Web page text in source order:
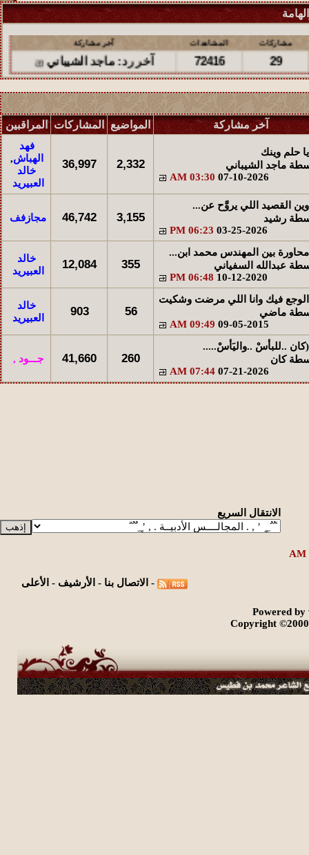
مشاركات المشاهدات آخر مشاركة
29
72416 آخر رد:ماجد الشيباني
مشاركات المشاهدات آخر مشاركة
48
95703 آخر رد:ماجد الشيباني
25 آخر رد: empils
مشاركات المشاهدات آخر مشاركة
18
34161 آخر رد: دلال المساعد
مشاركات
28
26537 آخر رد: ريف الصبا
آخر مشاركة المواضيع المشاركات المراقبين
يا حلم وينك
ماجد الشيباني
07-10-2026
03:30 AM
2,332
36,997
فهد
الهباش,
خالد
العبيريد
وين القصيد اللي يروَّح عن...
رشيد
03-25-2026
06:23 PM
3,155
46,742 مجازفف
محاورة بين المهندس محمد ابن...
عبدالله السفياني
10-12-2020
06:48 PM
355
12,084
خالد
العبيريد
الوجع فيك وانا اللي مرضت وشكيت
ماضي
09-05-2015
09:49 AM
56
903
خالد
العبيريد
(كان ..للبأسْ ..واليَأسْ.....
كان
07-21-2026
07:44 AM
260
41,660 جـــود ,
الانتقال السريع
- الاتصال بنا - الأرشيف - الأعلى
Powered
Copyright